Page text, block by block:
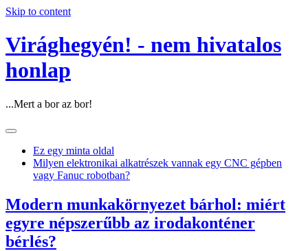
Skip to content
Virághegyén! - nem hivatalos
honlap
...Mert a bor az bor!
Ez egy minta oldal
Milyen elektronikai alkatrészek vannak egy CNC gépben
vagy Fanuc robotban?
Modern munkakörnyezet bárhol: miért
egyre népszerűbb az irodakonténer
bérlés?